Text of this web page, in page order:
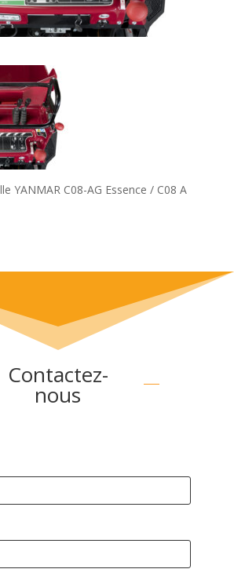
YANMAR C08-AG Essence / C08 A
Contactez-
nous